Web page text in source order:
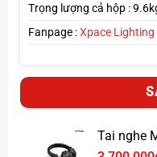
Trọng lượng cả hộp :
Fanpage :Xpace Lighting
Tai nghe